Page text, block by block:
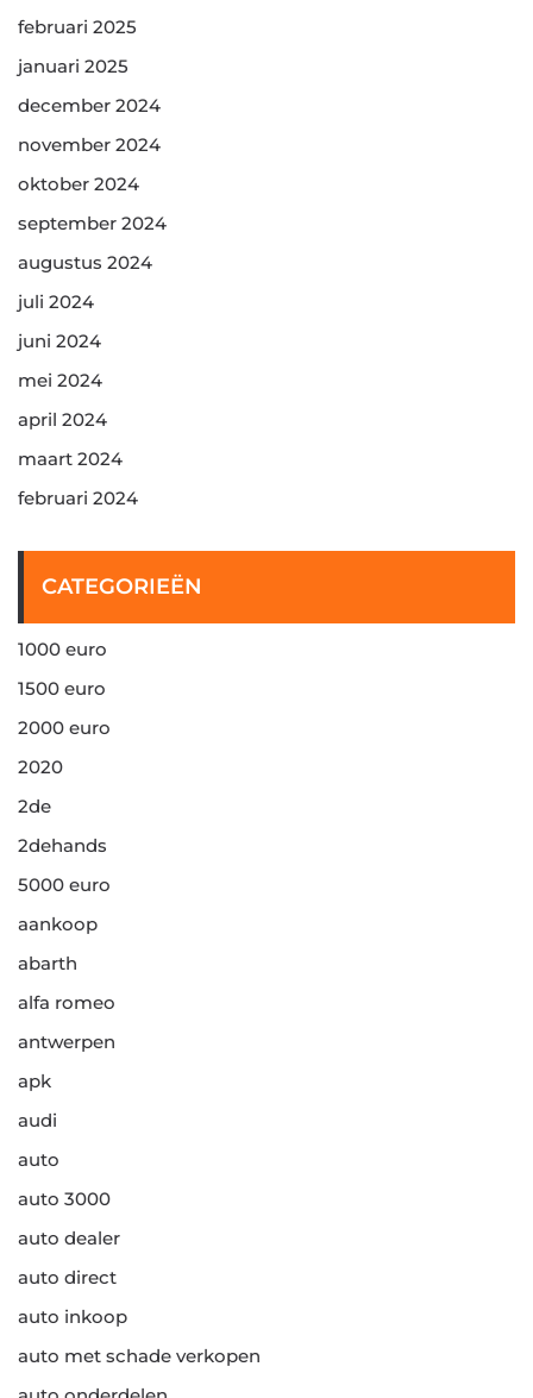
februari 2025
januari 2025
december 2024
november 2024
oktober 2024
september 2024
augustus 2024
juli 2024
juni 2024
mei 2024
april 2024
maart 2024
februari 2024
CATEGORIEËN
1000 euro
1500 euro
2000 euro
2020
2de
2dehands
5000 euro
aankoop
abarth
alfa romeo
antwerpen
apk
audi
auto
auto 3000
auto dealer
auto direct
auto inkoop
auto met schade verkopen